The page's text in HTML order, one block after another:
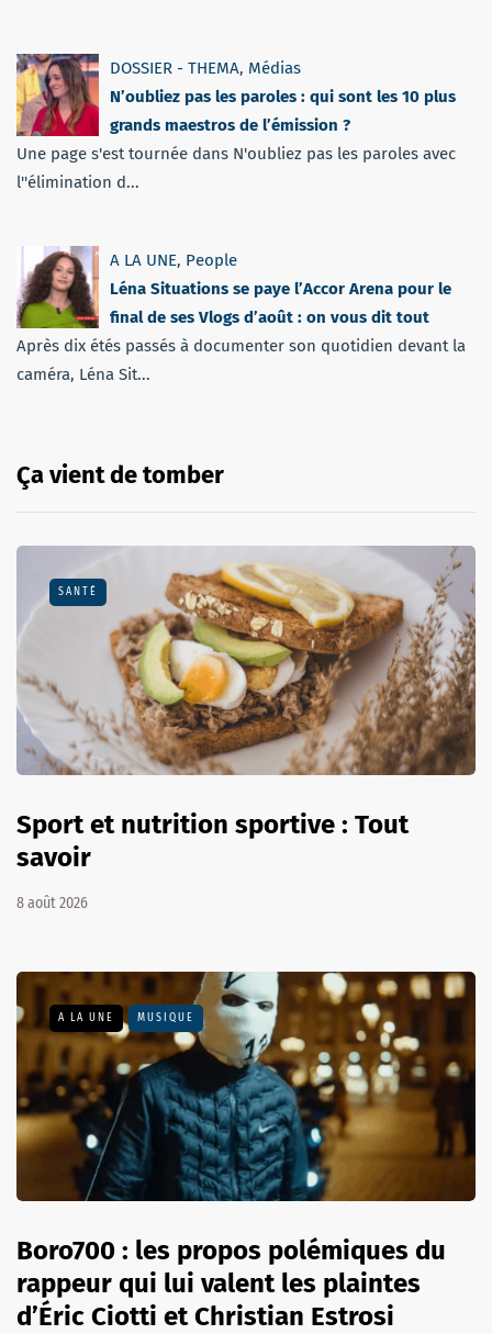
DOSSIER - THEMA, Médias
N’oubliez pas les paroles : qui sont les 10 plus
grands maestros de l’émission ?
Une page s'est tournée dans N'oubliez pas les paroles avec
l''élimination d...
A LA UNE, People
Léna Situations se paye l’Accor Arena pour le
final de ses Vlogs d’août : on vous dit tout
Après dix étés passés à documenter son quotidien devant la
caméra, Léna Sit...
Ça vient de tomber
SANTÉ
Sport et nutrition sportive : Tout
savoir
8 août 2026
A LA UNE MUSIQUE
Boro700 : les propos polémiques du
rappeur qui lui valent les plaintes
d’Éric Ciotti et Christian Estrosi